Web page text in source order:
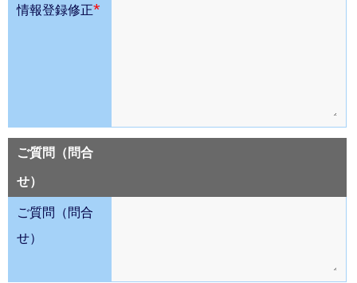
情報登録修正*
ご質問（問合
せ）
ご質問（問合
せ）